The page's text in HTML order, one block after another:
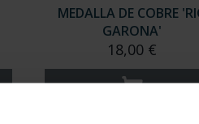
MEDALLA DE COBRE
GARONA'
18,00 €